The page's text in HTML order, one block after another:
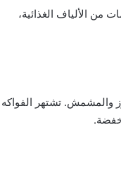
الفراولة يزن 152 غراما على أقل من 50 سعرة حرارية ويوفر 3 غرامات من الألياف الغذائية،
والمشمش. تشتهر الفواكه